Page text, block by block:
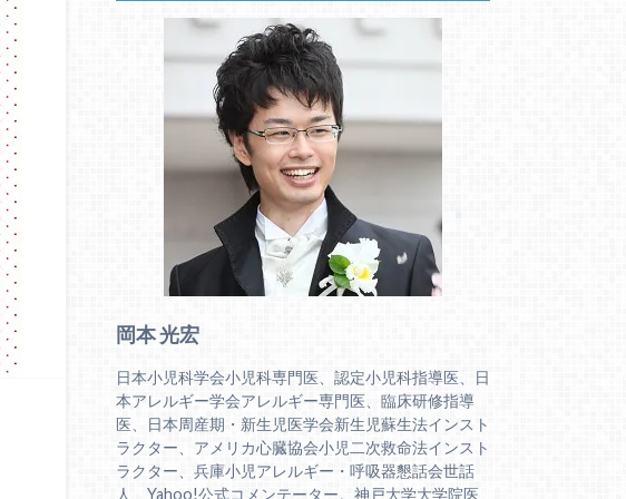
岡本 光宏
日本小児科学会小児科専門医、認定小児科指導医、日
本アレルギー学会アレルギー専門医、臨床研修指導
医、日本周産期・新生児医学会新生児蘇生法インスト
ラクター、アメリカ心臓協会小児二次救命法インスト
ラクター、兵庫小児アレルギー・呼吸器懇話会世話
人、Yahoo!公式コメンテーター。神戸大学大学院医